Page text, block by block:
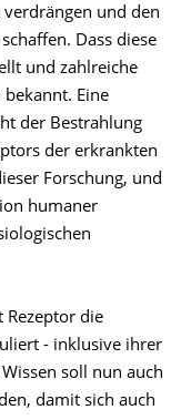
verdrängen und den
Dass diese
und zahlreiche
Eine
der Bestrahlung
der erkrankten
Forschung, und
humaner
Rezeptor die
- inklusive ihrer
soll nun auch
damit sich auch